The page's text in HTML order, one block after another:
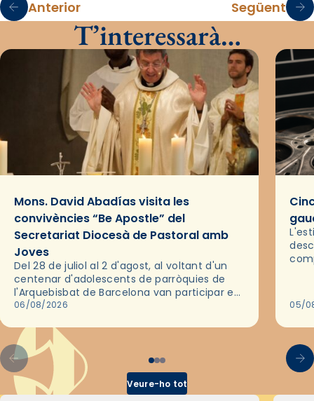
Anterior Següent
T’interessarà…
Mons. David Abadías visita les
convivències “Be Apostle” del
Secretariat Diocesà de Pastoral amb
Joves
Del 28 de juliol al 2 d'agost, al voltant d'un
centenar d'adolescents de parròquies de
l'Arquebisbat de Barcelona van participar en
les convivències Be Apostle, organitzades
06/08/2026 05/
Veure-ho tot